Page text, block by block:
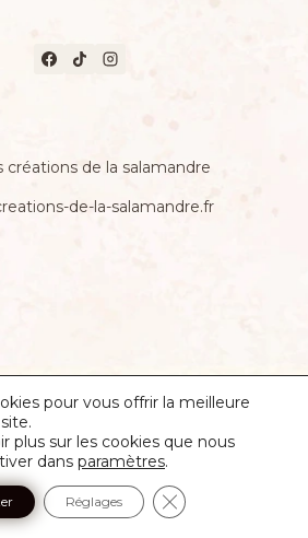
créations de la salamandre
de-la-salamandre.fr
pour vous offrir la meilleure
plus sur les cookies que nous
dans paramètres.
Réglages Fermer la